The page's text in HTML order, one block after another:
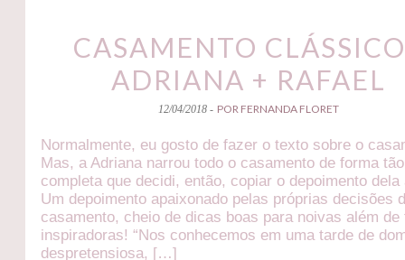
CASAMENTO
ADRIANA + RAFAEL
12/04/2018 - POR FERNANDA FLORET
Normalmente, eu gosto de fazer o texto sobre o
Mas, a Adriana narrou todo o casamento de forma tão
completa que decidi, então, copiar o depoimento dela
Um depoimento apaixonado pelas próprias decisões
casamento, cheio de dicas boas para noivas além de
inspiradoras! “Nos conhecemos em uma tarde de
despretensiosa, […]